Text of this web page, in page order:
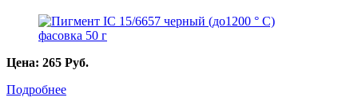
Цена: 265 Руб.
Подробнее